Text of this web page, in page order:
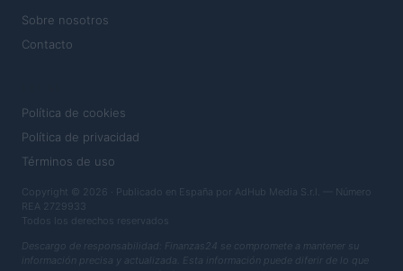
Sobre nosotros
Contacto
Política de cookies
Política de privacidad
Términos de uso
Copyright © 2026 · Publicado en España por AdHub Media S.r.l. — Número
REA 2729933
Todos los derechos reservados
Descargo de responsabilidad: Finanzas24 se compromete a mantener su
información precisa y actualizada. Esta información puede diferir de lo que